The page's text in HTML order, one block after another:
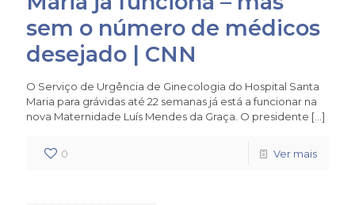
sem o número de médicos
desejado | CNN
O Serviço de Urgência de Ginecologia do Hospital Santa
Maria para grávidas até 22 semanas já está a funcionar na
nova Maternidade Luís Mendes da Graça. O presidente […]
0 Ver mais